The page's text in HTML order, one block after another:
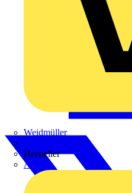
Weidmüller
Hersteller
ABB